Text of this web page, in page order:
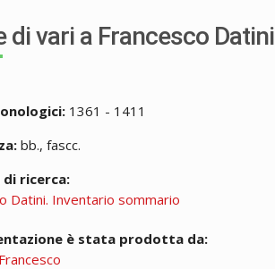
di vari a Francesco Datini
1361 - 1411
bb., fascc.
ricerca:
Datini. Inventario sommario
è stata prodotta da: